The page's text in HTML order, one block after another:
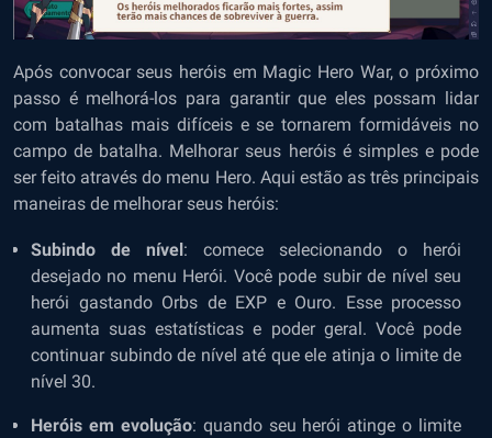
Após convocar seus heróis em Magic Hero War, o próximo
passo é melhorá-los para garantir que eles possam lidar
com batalhas mais difíceis e se tornarem formidáveis ​​no
campo de batalha. Melhorar seus heróis é simples e pode
ser feito através do menu Hero. Aqui estão as três principais
maneiras de melhorar seus heróis:
Subindo de nível : comece selecionando o herói
desejado no menu Herói. Você pode subir de nível seu
herói gastando Orbs de EXP e Ouro. Esse processo
aumenta suas estatísticas e poder geral. Você pode
continuar subindo de nível até que ele atinja o limite de
nível 30.
Heróis em evolução: quando seu herói atinge o limite